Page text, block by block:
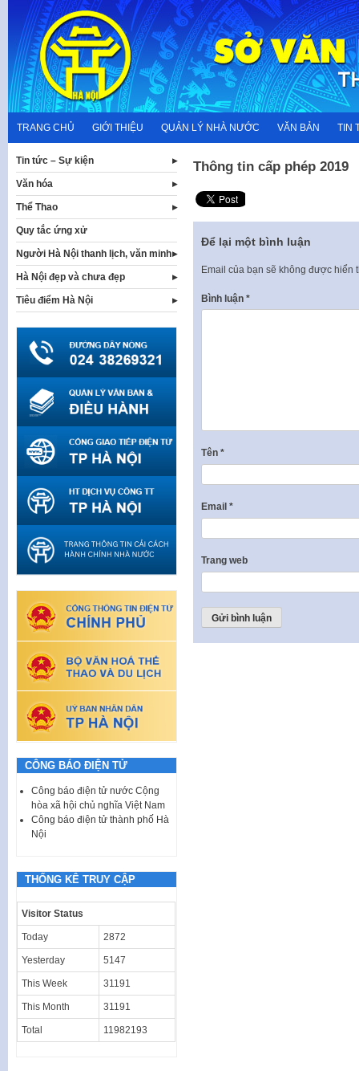
content
TRANG CHỦ GIỚI THIỆU QUẢN LÝ NHÀ NƯỚC VĂN BẢN TIN
Thông tin cấp phép 2019
Để lại một bình luận
Email của bạn sẽ không được hiển
Bình luận *
Tên *
Email *
Trang web
Tin tức – Sự kiện
Văn hóa
Thể Thao
Quy tắc ứng xử
Người Hà Nội thanh lịch, văn minh
Hà Nội đẹp và chưa đẹp
Tiêu điểm Hà Nội
CÔNG BÁO ĐIỆN TỬ
Công báo điện tử nước Cộng
hòa xã hội chủ nghĩa Việt Nam
Công báo điện tử thành phố Hà
Nội
THỐNG KÊ TRUY CẬP
Visitor Status
Today 2872
Yesterday 5147
This Week 31191
This Month 31191
Total 11982193